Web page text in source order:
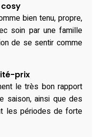
bien tenu, propre,
soin par une famille
de se sentir comme
prix
le très bon rapport
saison, ainsi que des
les périodes de forte